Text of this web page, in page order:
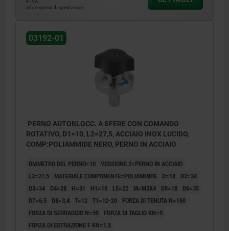
+ IVA
più le spese di spedizione
03192-01
PERNO AUTOBLOCC. A SFERE CON COMANDO
ROTATIVO, D1=10, L2=27,5, ACCIAIO INOX LUCIDO,
COMP:POLIAMMIDE NERO, PERNO IN ACCIAIO
DIAMETRO DEL PERNO=10 VERSIONE 2=PERNO IN ACCIAIO
L2=27,5
MATERIALE COMPONENTE=POLIAMMIDE D=18
D2=34
D3=34
D4=28 H=31 H1=10 L5=22 M=M3X4 D5=18
D6=35
D7=6,5
D8=3,4 T=12 T1=12-20
FORZA DI TENUTA N=150
FORZA DI SERRAGGIO N=50
FORZA DI TAGLIO KN=9
FORZA DI ESTRAZIONE F KN=1,5